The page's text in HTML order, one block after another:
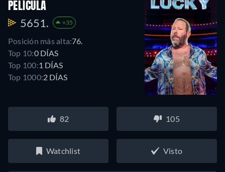
PELÍCULA
5651. +35
Posición más alta:76.
Top 10:0 DÍAS
Top 100:1 DÍAS
Top 1000:2 DÍAS
82 105
Watchlist Visto